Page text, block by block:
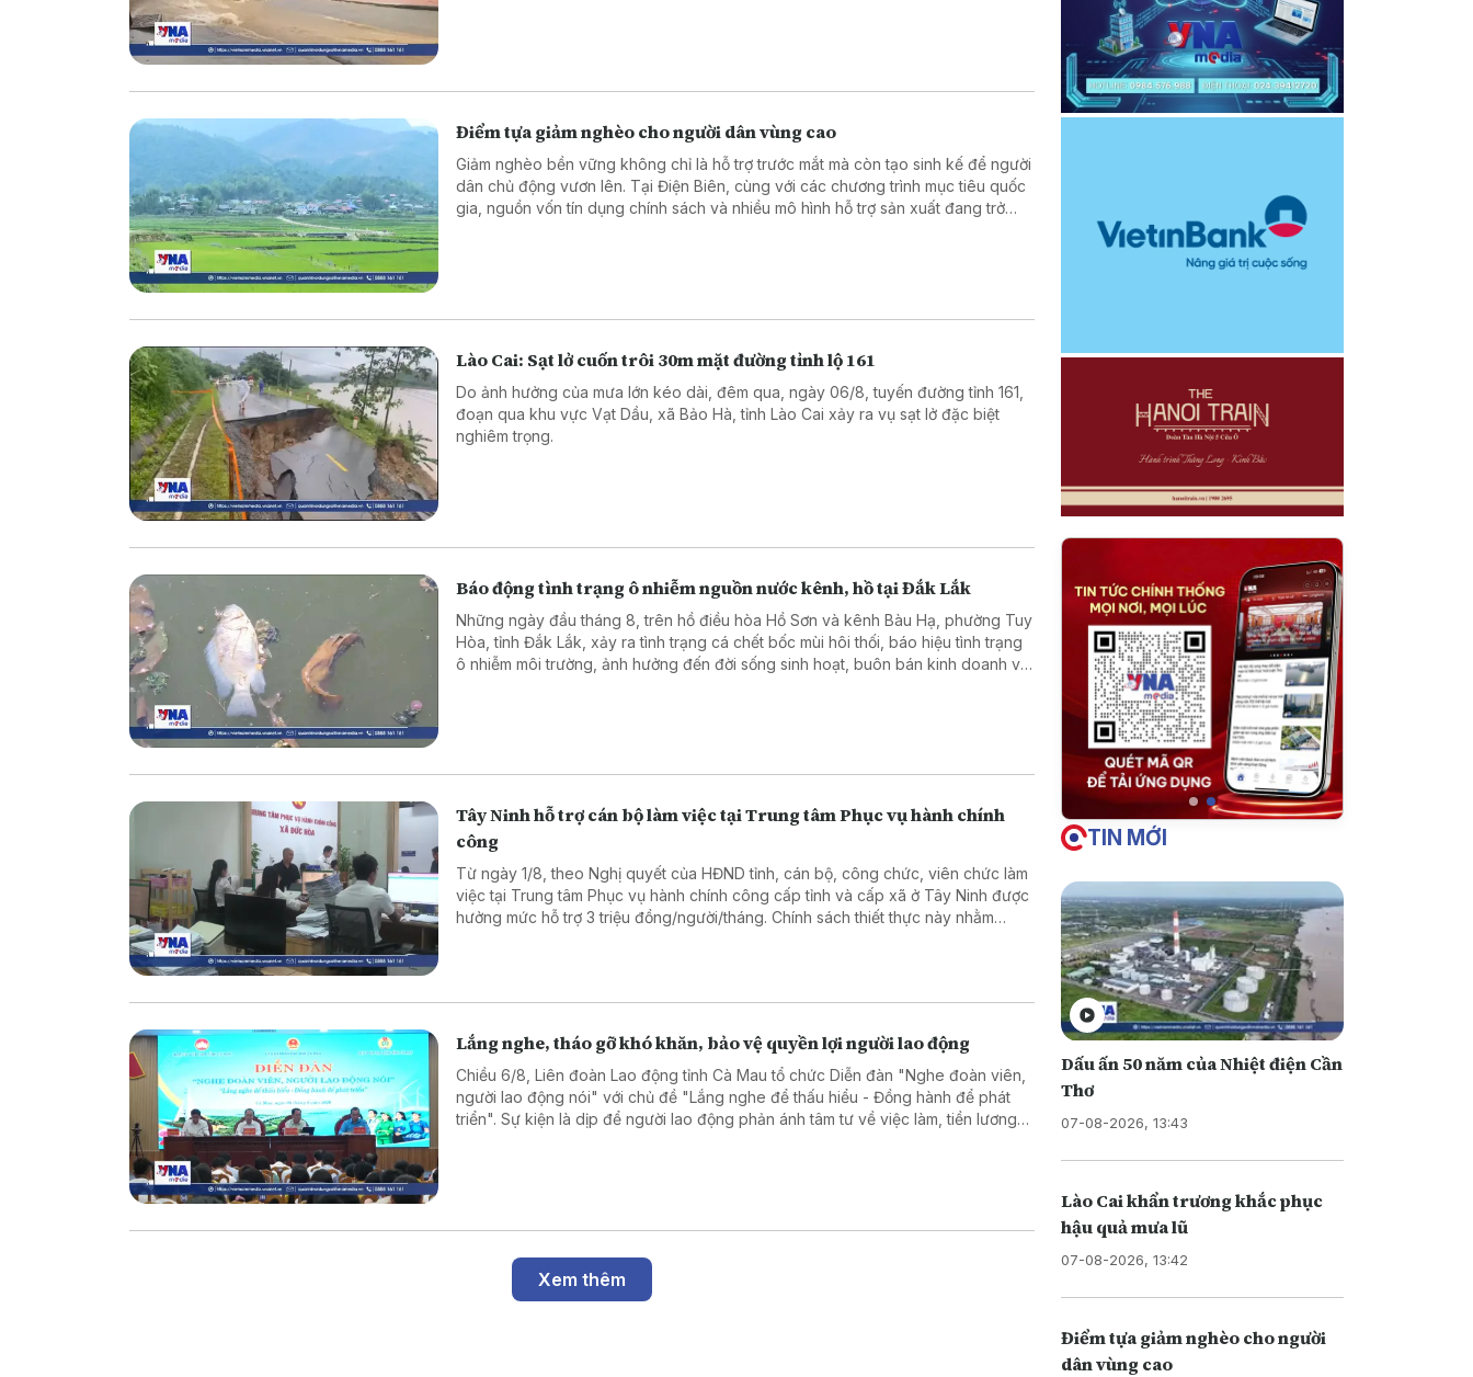
Điểm tựa giảm nghèo cho người dân vùng cao
Giảm nghèo bền vững không chỉ là hỗ trợ trước mắt mà còn tạo sinh kế để người
dân chủ động vươn lên. Tại Điện Biên, cùng với các chương trình mục tiêu quốc
gia, nguồn vốn tín dụng chính sách và nhiều mô hình hỗ trợ sản xuất đang trở
Lào Cai: Sạt lở cuốn trôi 30m mặt đường tỉnh lộ 161
Do ảnh hưởng của mưa lớn kéo dài, đêm qua, ngày 06/8, tuyến đường tỉnh 161,
đoạn qua khu vực Vạt Dầu, xã Bảo Hà, tỉnh Lào Cai xảy ra vụ sạt lở đặc biệt
nghiêm trọng.
Báo động tình trạng ô nhiễm nguồn nước kênh, hồ tại Đắk Lắk
Những ngày đầu tháng 8, trên hồ điều hòa Hồ Sơn và kênh Bàu Hạ, phường Tuy
Hòa, tỉnh Đắk Lắk, xảy ra tình trạng cá chết bốc mùi hôi thối, báo hiệu tình trạng
ô nhiễm môi trường, ảnh hưởng đến đời sống sinh hoạt, buôn bán kinh doanh và
Tây Ninh hỗ trợ cán bộ làm việc tại Trung tâm Phục vụ hành chính
công
Từ ngày 1/8, theo Nghị quyết của HĐND tỉnh, cán bộ, công chức, viên chức làm
việc tại Trung tâm Phục vụ hành chính công cấp tỉnh và cấp xã ở Tây Ninh được
hưởng mức hỗ trợ 3 triệu đồng/người/tháng. Chính sách thiết thực này nhằm
Lắng nghe, tháo gỡ khó khăn, bảo vệ quyền lợi người lao động
Chiều 6/8, Liên đoàn Lao động tỉnh Cà Mau tổ chức Diễn đàn "Nghe đoàn viên,
người lao động nói" với chủ đề "Lắng nghe để thấu hiểu - Đồng hành để phát
triển". Sự kiện là dịp để người lao động phản ánh tâm tư về việc làm, tiền lương
Xem thêm
TIN MỚI
Dấu ấn 50 năm của Nhiệt điện Cần
Thơ
07-08-2026, 13:43
Lào Cai khẩn trương khắc phục
hậu quả mưa lũ
07-08-2026, 13:42
Điểm tựa giảm nghèo cho người
dân vùng cao